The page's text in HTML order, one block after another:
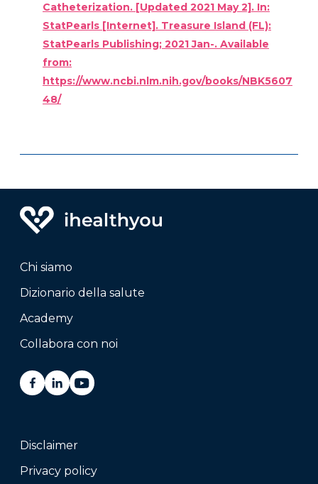
Catheterization. [Updated 2021 May 2]. In:
StatPearls [Internet]. Treasure Island (FL):
StatPearls Publishing; 2021 Jan-. Available
from:
https://www.ncbi.nlm.nih.gov/books/NBK5607
48/
Chi siamo
Dizionario della salute
Academy
Collabora con noi
Disclaimer
Privacy policy